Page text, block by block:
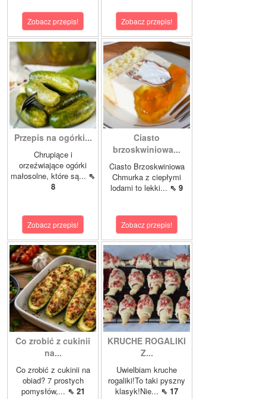
Zobacz przepis! Zobacz przepis!
Przepis na ogórki...
Chrupiące i
orzeźwiające ogórki
małosolne, które są... ⇖
8
Zobacz przepis!
Ciasto
brzoskwiniowa...
Ciasto Brzoskwiniowa
Chmurka z ciepłymi
lodami to lekki... ⇖ 9
Zobacz przepis!
Co zrobić z cukinii
na...
Co zrobić z cukinii na
obiad? 7 prostych
pomysłów,... ⇖ 21
KRUCHE ROGALIKI
Z...
Uwielbiam kruche
rogaliki!To taki pyszny
klasyk!Nie... ⇖ 17